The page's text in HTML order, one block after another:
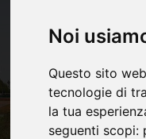
Noi
Questo sito
tecnologie di
la tua
seguenti scopi: